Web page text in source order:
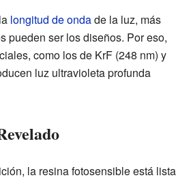
longitud de ondade la luz, más
pueden ser los diseños. Por eso,
como los de KrF (248 nm) y
luz ultravioleta profunda
la resina fotosensible está lista